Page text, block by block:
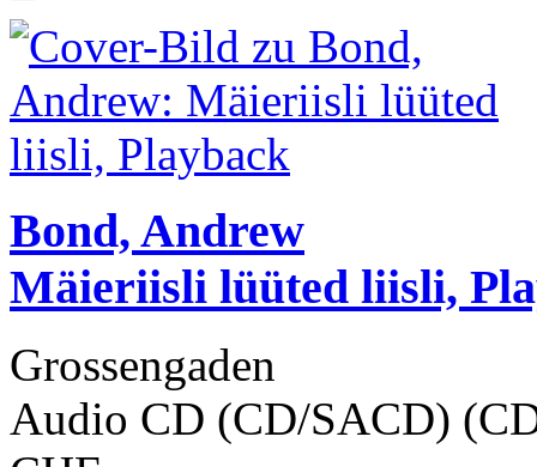
Bond, Andrew
Mäieriisli lüüted liisli,
Grossengaden
Audio CD (CD/SACD)